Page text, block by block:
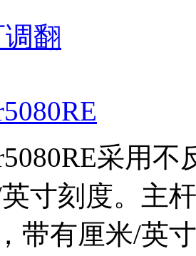
采用
寸刻度。主
带有厘米/英